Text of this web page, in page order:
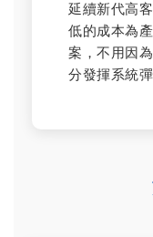
延續新代高
低的成本為
案，不用因
分發揮系統